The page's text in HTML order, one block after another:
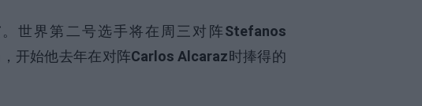
。世界第二号选手将在周三对阵Stefanos
开始他去年在对阵Carlos Alcaraz时捧得的